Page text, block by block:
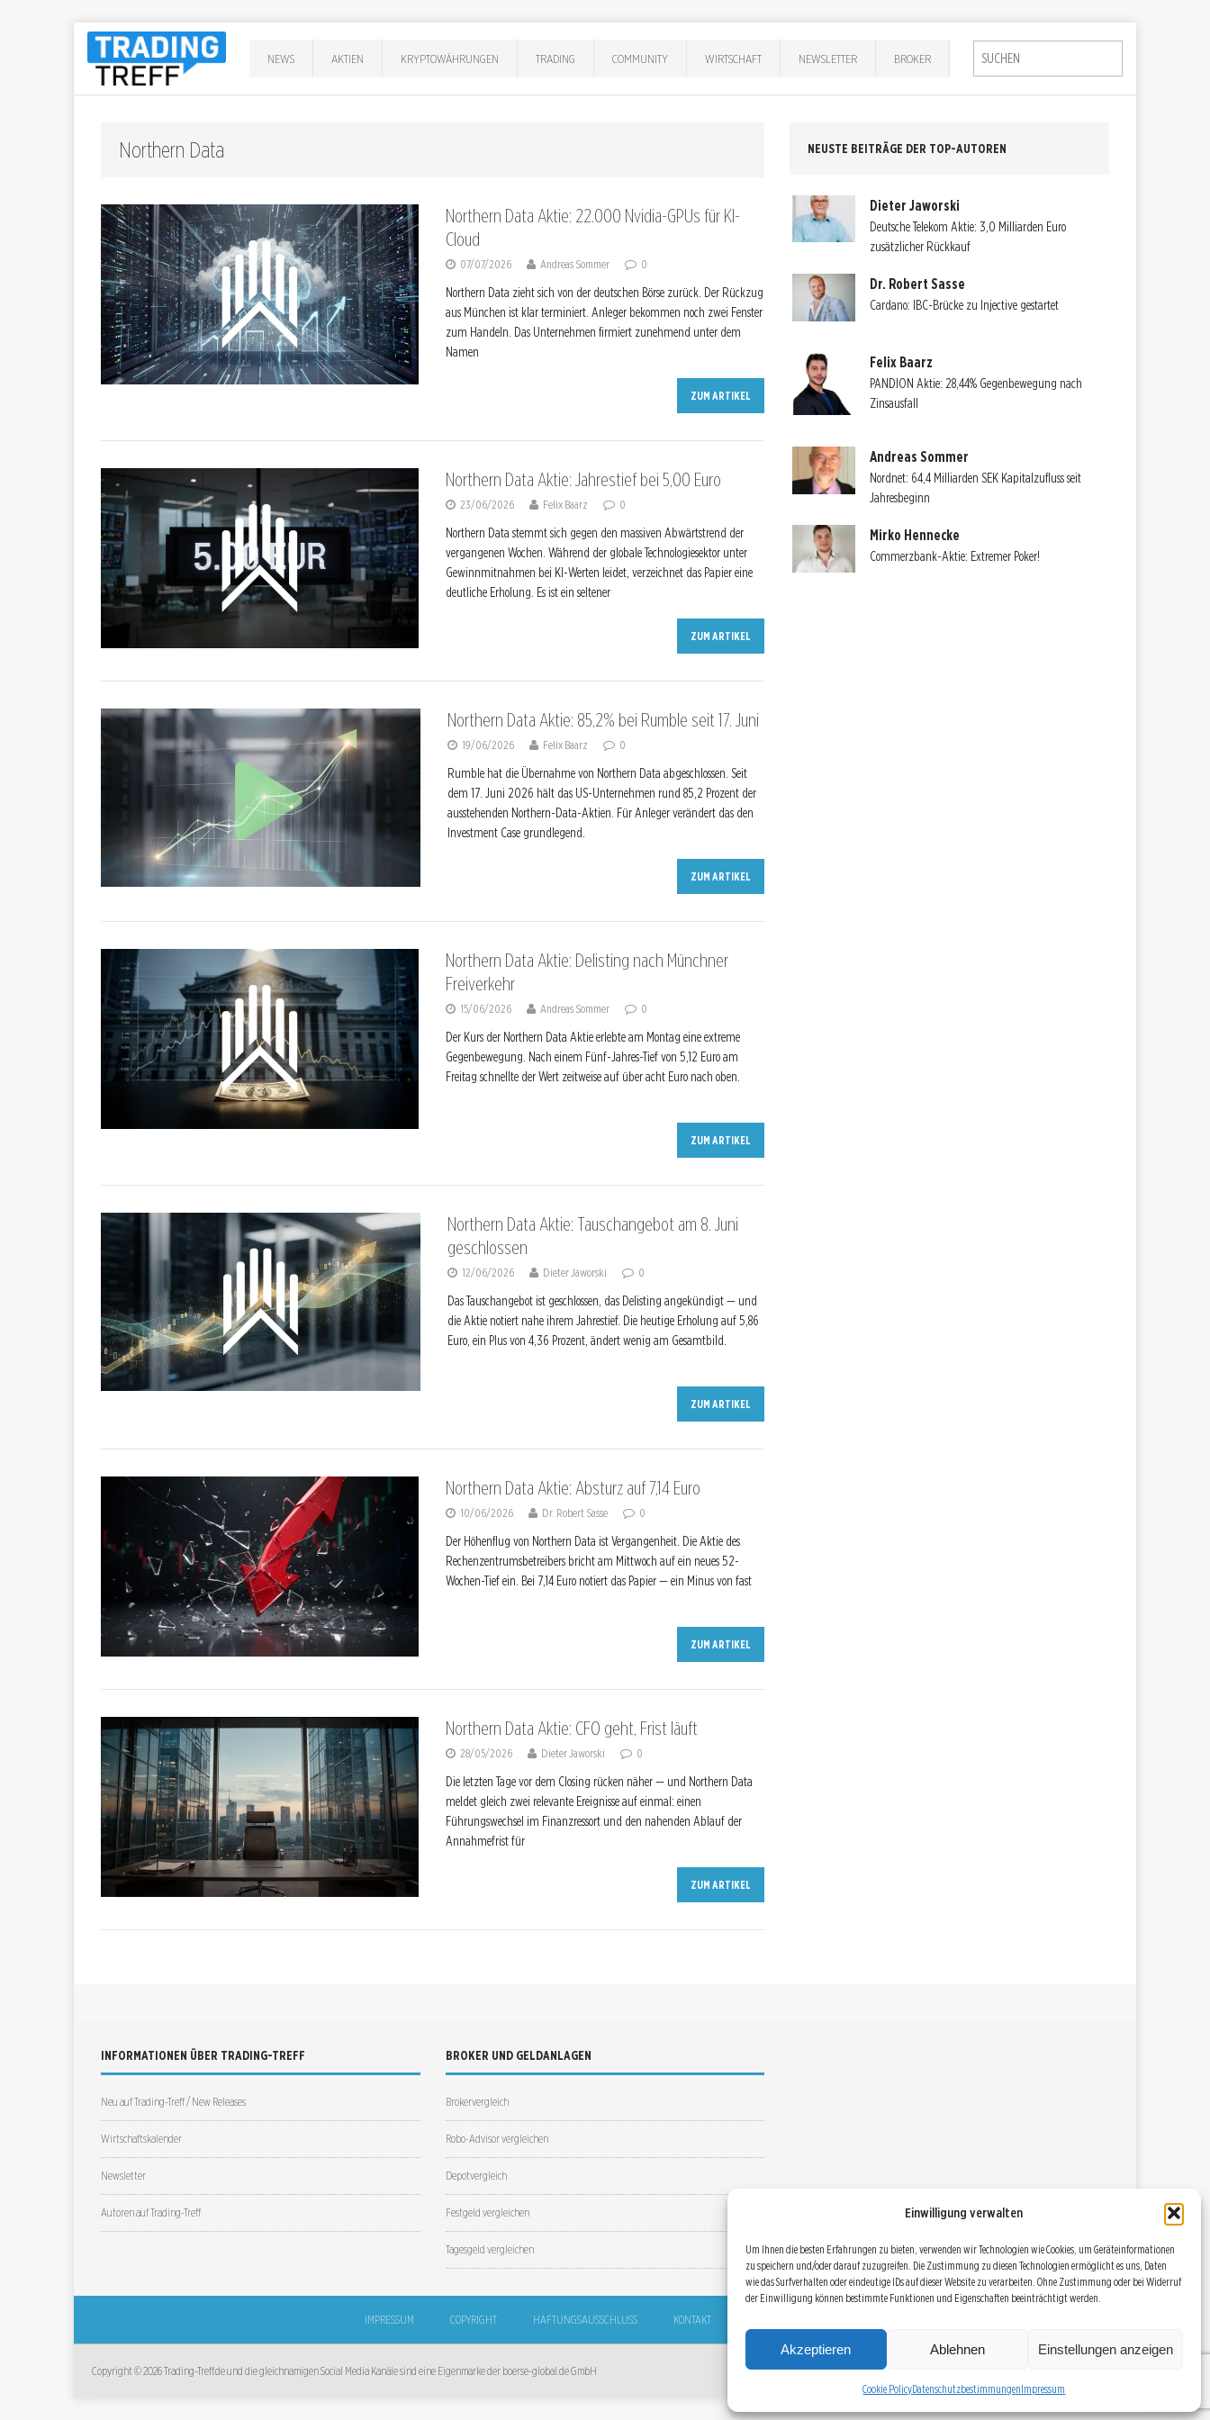
Einwilligung verwalten
Um Ihnen die besten Erfahrungen zu bieten, verwenden wir Technologien wie Cookies, um Geräteinformationen
zu speichern und/oder darauf zuzugreifen. Die Zustimmung zu diesen Technologien ermöglicht es uns, Daten
wie das Surfverhalten oder eindeutige IDs auf dieser Website zu verarbeiten. Ohne Zustimmung oder bei Widerruf
der Einwilligung können bestimmte Funktionen und Eigenschaften beeinträchtigt werden.
Akzeptieren Ablehnen Einstellungen anzeigen
Cookie PolicyDatenschutzbestimmungenImpressum
NEWS AKTIEN KRYPTOWÄHRUNGEN TRADING COMMUNITY WIRTSCHAFT NEWSLETTER BROKER
Northern Data
Northern Data Aktie: 22.000 Nvidia-GPUs für KI-
Cloud
07/07/2026 Andreas Sommer 0
Northern Data zieht sich von der deutschen Börse zurück. Der Rückzug
aus München ist klar terminiert. Anleger bekommen noch zwei Fenster
zum Handeln. Das Unternehmen firmiert zunehmend unter dem
Namen
ZUM ARTIKEL
Northern Data Aktie: Jahrestief bei 5,00 Euro
23/06/2026 Felix Baarz 0
Northern Data stemmt sich gegen den massiven Abwärtstrend der
vergangenen Wochen. Während der globale Technologiesektor unter
Gewinnmitnahmen bei KI-Werten leidet, verzeichnet das Papier eine
deutliche Erholung. Es ist ein seltener
ZUM ARTIKEL
Northern Data Aktie: 85,2% bei Rumble seit 17. Juni
19/06/2026 Felix Baarz 0
Rumble hat die Übernahme von Northern Data abgeschlossen. Seit
dem 17. Juni 2026 hält das US-Unternehmen rund 85,2 Prozent der
ausstehenden Northern-Data-Aktien. Für Anleger verändert das den
Investment Case grundlegend.
ZUM ARTIKEL
Northern Data Aktie: Delisting nach Münchner
Freiverkehr
15/06/2026 Andreas Sommer 0
Der Kurs der Northern Data Aktie erlebte am Montag eine extreme
Gegenbewegung. Nach einem Fünf-Jahres-Tief von 5,12 Euro am
Freitag schnellte der Wert zeitweise auf über acht Euro nach oben.
ZUM ARTIKEL
Northern Data Aktie: Tauschangebot am 8. Juni
geschlossen
12/06/2026 Dieter Jaworski 0
Das Tauschangebot ist geschlossen, das Delisting angekündigt — und
die Aktie notiert nahe ihrem Jahrestief. Die heutige Erholung auf 5,86
Euro, ein Plus von 4,36 Prozent, ändert wenig am Gesamtbild.
ZUM ARTIKEL
Northern Data Aktie: Absturz auf 7,14 Euro
10/06/2026 Dr. Robert Sasse 0
Der Höhenflug von Northern Data ist Vergangenheit. Die Aktie des
Rechenzentrumsbetreibers bricht am Mittwoch auf ein neues 52-
Wochen-Tief ein. Bei 7,14 Euro notiert das Papier — ein Minus von fast
ZUM ARTIKEL
Northern Data Aktie: CFO geht, Frist läuft
28/05/2026 Dieter Jaworski 0
Die letzten Tage vor dem Closing rücken näher — und Northern Data
meldet gleich zwei relevante Ereignisse auf einmal: einen
Führungswechsel im Finanzressort und den nahenden Ablauf der
Annahmefrist für
ZUM ARTIKEL
NEUSTE BEITRÄGE DER TOP-AUTOREN
Dieter Jaworski
Deutsche Telekom Aktie: 3,0 Milliarden Euro
zusätzlicher Rückkauf
Dr. Robert Sasse
Cardano: IBC-Brücke zu Injective gestartet
Felix Baarz
PANDION Aktie: 28,44% Gegenbewegung nach
Zinsausfall
Andreas Sommer
Nordnet: 64,4 Milliarden SEK Kapitalzufluss seit
Jahresbeginn
Mirko Hennecke
Commerzbank-Aktie: Extremer Poker!
INFORMATIONEN ÜBER TRADING-TREFF
Neu auf Trading-Treff / New Releases
Wirtschaftskalender
Newsletter
Autoren auf Trading-Treff
BROKER UND GELDANLAGEN
Brokervergleich
Robo-Advisor vergleichen
Depotvergleich
Festgeld vergleichen
Tagesgeld vergleichen
IMPRESSUM COPYRIGHT HAFTUNGSAUSSCHLUSS KONTAKT
Copyright © 2026 Trading-Treff.de und die gleichnamigen Social Media Kanäle sind eine Eigenmarke der boerse-global.de GmbH